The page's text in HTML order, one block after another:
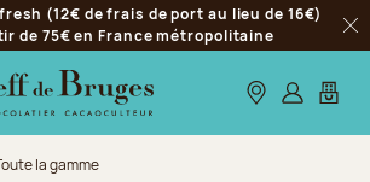
(12€ de frais de port au lieu de 16€)
de 75€ en France métropolitaine
Nos boutiques
S’identifier
Mon
la gamme